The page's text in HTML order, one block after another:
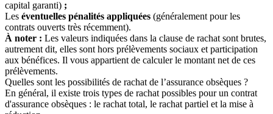
capital garanti) ;
Les éventuelles pénalités appliquées (généralement pour les
contrats ouverts très récemment).
À noter : Les valeurs indiquées dans la clause de rachat sont brutes,
autrement dit, elles sont hors prélèvements sociaux et participation
aux bénéfices. Il vous appartient de calculer le montant net de ces
prélèvements.
Quelles sont les possibilités de rachat de l’assurance obsèques ?
En général, il existe trois types de rachat possibles pour un contrat
d'assurance obsèques : le rachat total, le rachat partiel et la mise à